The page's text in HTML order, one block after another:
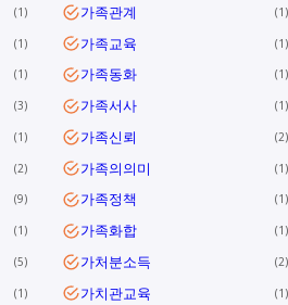
1 가족관계 1
1 가족교육 1
1 가족동화 1
3 가족서사 1
1 가족신뢰 2
2 가족의의미 1
9 가족정책 1
1 가족화합 1
5 가처분소득 2
1 가치관교육 1